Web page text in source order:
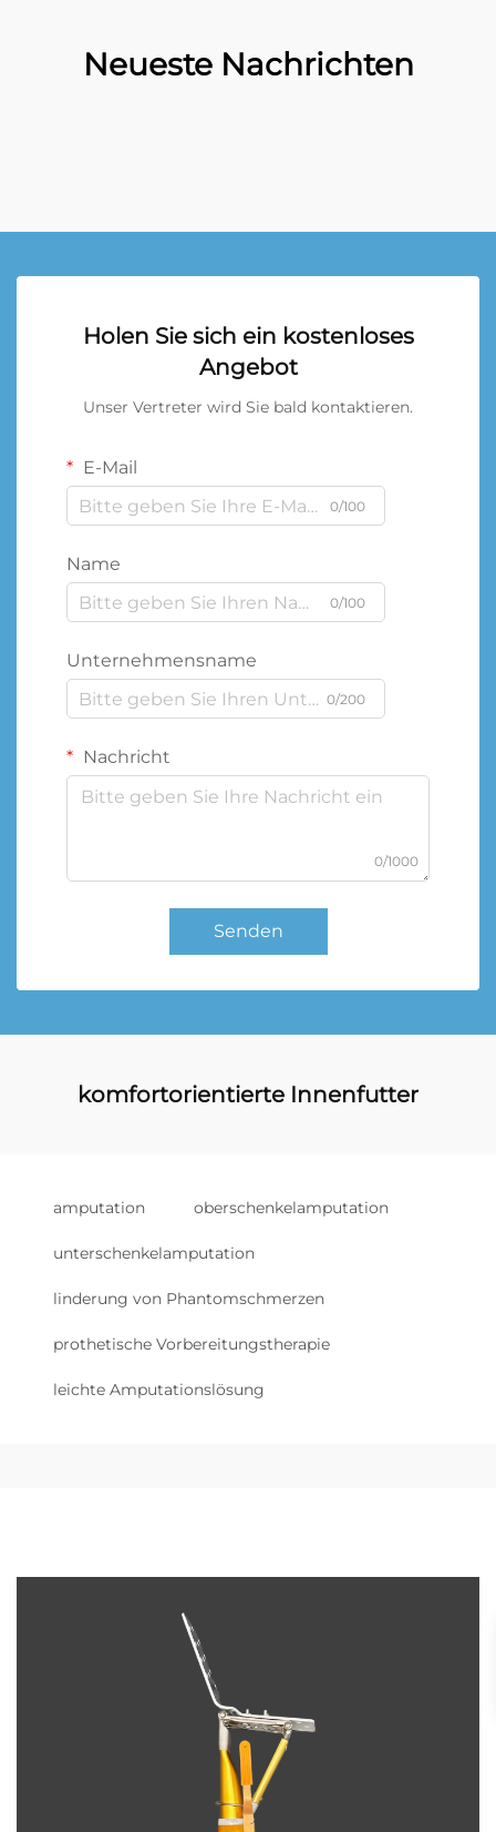
Neueste Nachrichten
Holen Sie sich ein kostenloses
Angebot
Unser Vertreter wird Sie bald kontaktieren.
E-Mail
0/100
Name
0/100
Unternehmensname
0/200
Nachricht
0/1000
Senden
komfortorientierte Innenfutter
amputation oberschenkelamputation
unterschenkelamputation
linderung von Phantomschmerzen
prothetische Vorbereitungstherapie
leichte Amputationslösung